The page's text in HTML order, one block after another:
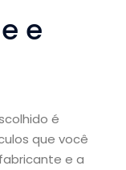
e
é
que você
e a